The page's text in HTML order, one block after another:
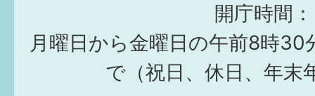
開庁時間：
月曜日から金曜日の午前8時30
で（祝日、休日、年末